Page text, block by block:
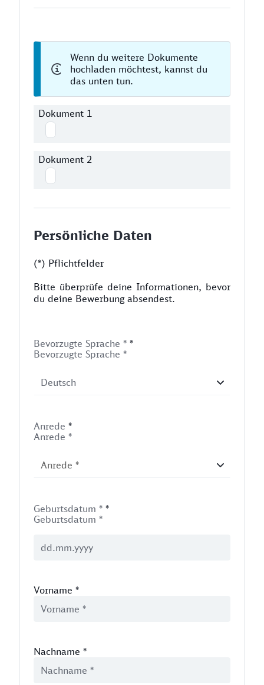
Wenn du weitere Dokumente
hochladen möchtest, kannst du
das unten tun.
Dokument 1
Dokument 2
Persönliche Daten
(*) Pflichtfelder
Bitte überprüfe deine Informationen, bevor
du deine Bewerbung absendest.
Bevorzugte Sprache * *
Bevorzugte Sprache *
Anrede *
Anrede *
Geburtsdatum * *
Geburtsdatum *
Vorname *
Nachname *